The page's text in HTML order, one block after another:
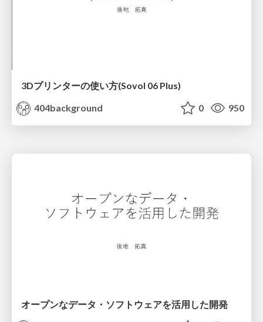
3Dプリンターの使い方(Sovol 06 Plus)
404background
0 950
オープンなデータ・ソフトウェアを活用した開発